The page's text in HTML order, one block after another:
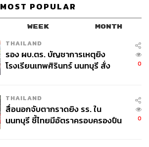
MOST POPULAR
WEEK MONTH
THAILAND
รอง ผบ.ตร. บัญชาการเหตุยิง
โรงเรียนเทพศิรินทร์ นนทบุรี สั่ง
0
THAILAND
สื่อนอกจับตากราดยิง รร. ใน
นนทบุรี ชี้ไทยมีอัตราครอบครองปืน
0